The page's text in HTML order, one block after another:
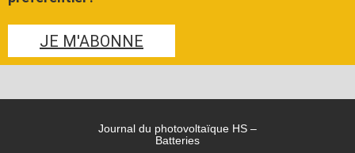
JE M'ABONNE
Journal du photovoltaïque HS –
Batteries